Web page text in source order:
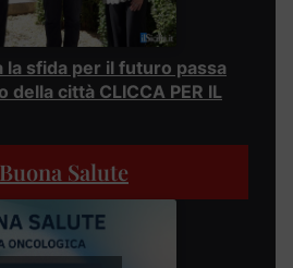
la sfida per il futuro passa
della città CLICCA PER IL
Salute